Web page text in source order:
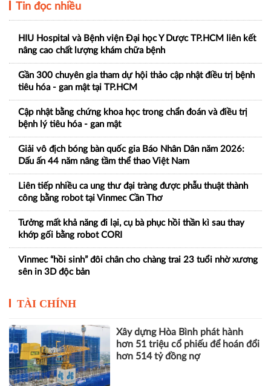
Tin đọc nhiều
HIU Hospital và Bệnh viện Đại học Y Dược TP.HCM liên kết
nâng cao chất lượng khám chữa bệnh
Gần 300 chuyên gia tham dự hội thảo cập nhật điều trị bệnh
tiêu hóa - gan mật tại TP.HCM
Cập nhật bằng chứng khoa học trong chẩn đoán và điều trị
bệnh lý tiêu hóa - gan mật
Giải vô địch bóng bàn quốc gia Báo Nhân Dân năm 2026:
Dấu ấn 44 năm nâng tầm thể thao Việt Nam
Liên tiếp nhiều ca ung thư đại tràng được phẫu thuật thành
công bằng robot tại Vinmec Cần Thơ
Tưởng mất khả năng đi lại, cụ bà phục hồi thần kì sau thay
khớp gối bằng robot CORI
Vinmec “hồi sinh” đôi chân cho chàng trai 23 tuổi nhờ xương
sên in 3D độc bản
TÀI CHÍNH
Xây dựng Hòa Bình phát hành
hơn 51 triệu cổ phiếu để hoán đổi
hơn 514 tỷ đồng nợ